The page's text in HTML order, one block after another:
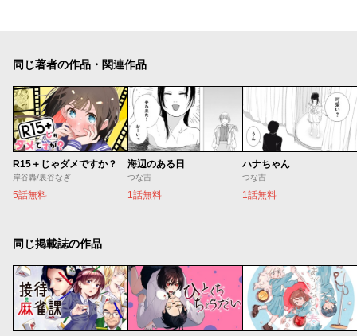
同じ著者の作品・関連作品
R15＋じゃダメですか？
岸谷轟/裏谷なぎ
5話無料
海辺のある日
つな吉
1話無料
ハナちゃん
つな吉
1話無料
同じ掲載誌の作品